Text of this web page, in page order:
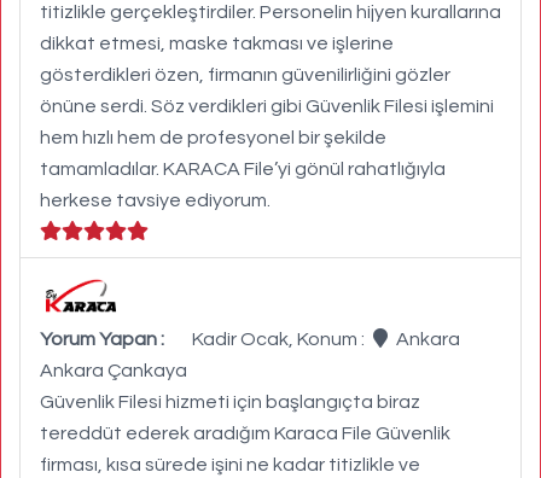
titizlikle gerçekleştirdiler. Personelin hijyen kurallarına
dikkat etmesi, maske takması ve işlerine
gösterdikleri özen, firmanın güvenilirliğini gözler
önüne serdi. Söz verdikleri gibi Güvenlik Filesi işlemini
hem hızlı hem de profesyonel bir şekilde
tamamladılar. KARACA File’yi gönül rahatlığıyla
herkese tavsiye ediyorum.
Yorum Yapan : Kadir Ocak, Konum :
Ankara
Ankara Çankaya
Güvenlik Filesi hizmeti için başlangıçta biraz
tereddüt ederek aradığım Karaca File Güvenlik
firması, kısa sürede işini ne kadar titizlikle ve